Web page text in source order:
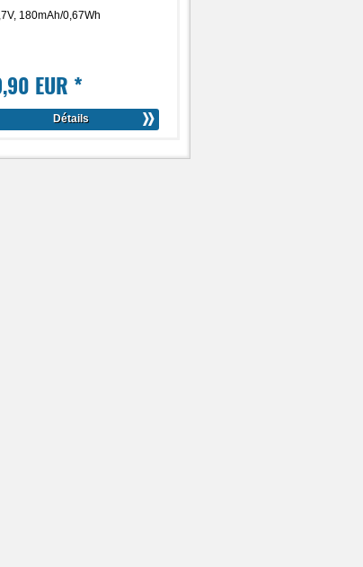
180mAh/0,67Wh
EUR *
Détails